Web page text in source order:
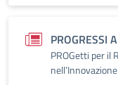
PROGetti per il